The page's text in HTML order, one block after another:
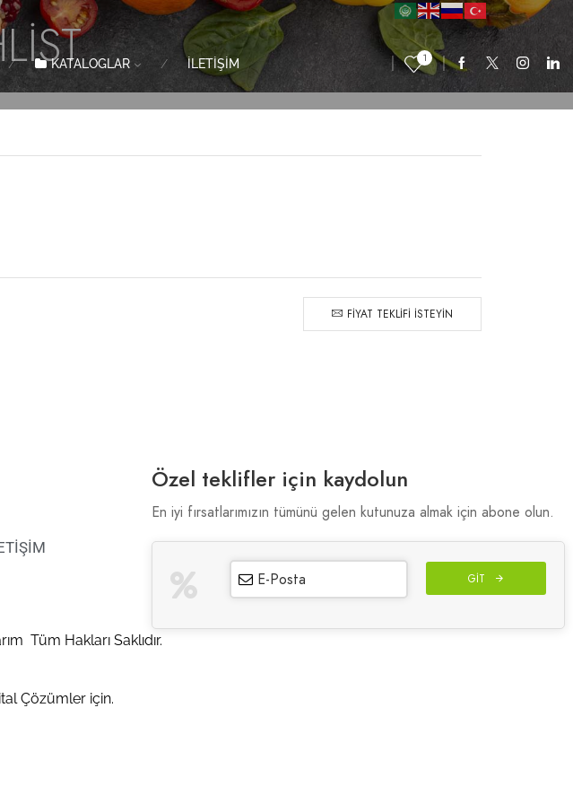
KATALOGLAR İLETİŞİM 1
FIYAT TEKLIFI ISTEYIN
Özel teklifler için kaydolun
En iyi fırsatlarımızın tümünü gelen kutunuza almak için abone olun.
E-Posta GIT
Tüm Hakları Saklıdır.
Çözümler için.